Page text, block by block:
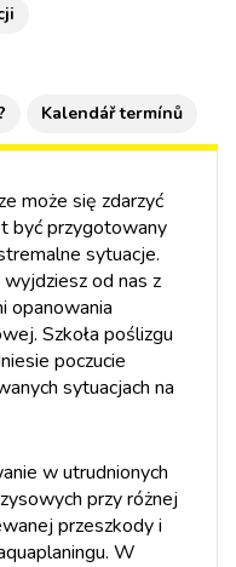
Kalendář termínů
może się zdarzyć
być przygotowany
sytuacje.
od nas z
opanowania
Szkoła poślizgu
poczucie
sytuacjach na
w utrudnionych
przy różnej
przeszkody i
W